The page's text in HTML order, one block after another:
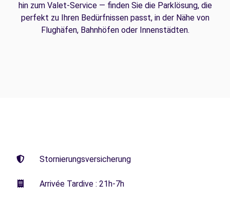
hin zum Valet-Service — finden Sie die Parklösung, die
perfekt zu Ihren Bedürfnissen passt, in der Nähe von
Flughäfen, Bahnhöfen oder Innenstädten.
Stornierungsversicherung
Arrivée Tardive : 21h-7h